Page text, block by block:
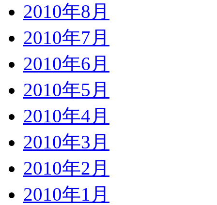
2010年8月
2010年7月
2010年6月
2010年5月
2010年4月
2010年3月
2010年2月
2010年1月